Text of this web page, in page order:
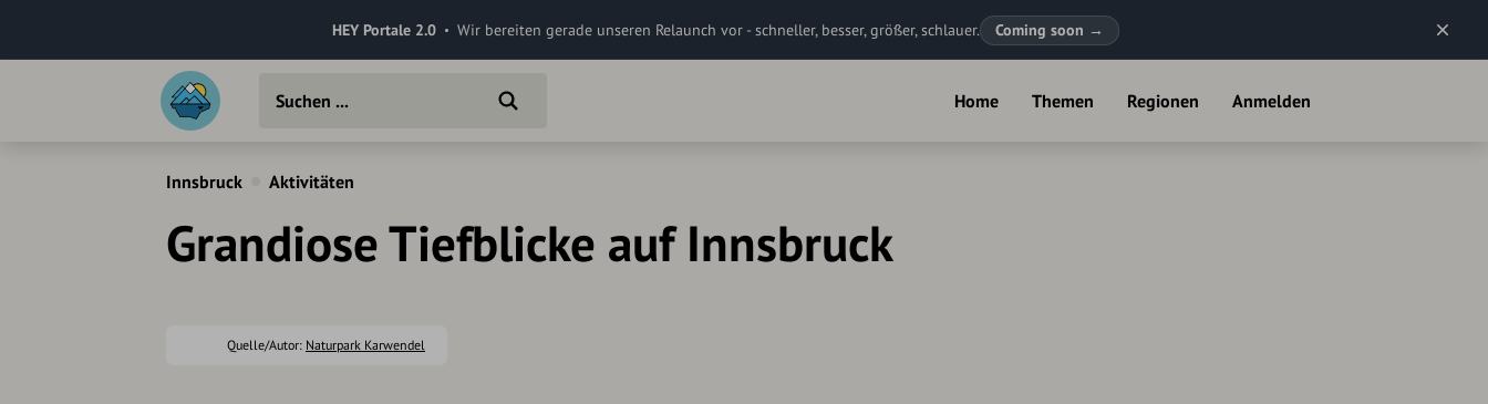
HEY Portale 2.0 Wir bereiten gerade unseren Relaunch vor - schneller, besser, größer, schlauer. Coming soon →
Home Themen Regionen Anmelden
Innsbruck Aktivitäten
Grandiose Tiefblicke auf Innsbruck
Quelle/Autor: Naturpark Karwendel